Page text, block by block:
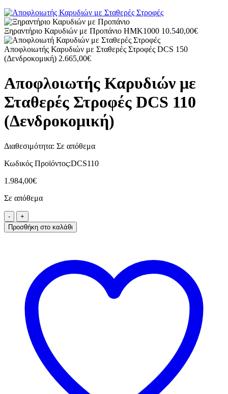
Ξηραντήριο Καρυδιών με Προπάνιο HMK1000 10.540,00€
Αποφλοιωτής Καρυδιών με Σταθερές Στροφές DCS 150
(Δενδροκομική) 2.665,00€
Αποφλοιωτής Καρυδιών με
Σταθερές Στροφές DCS 110
(Δενδροκομική)
Διαθεσιμότητα: Σε απόθεμα
Κωδικός Προϊόντος:DCS110
1.984,00€
Σε απόθεμα
Προσθήκη στο καλάθι